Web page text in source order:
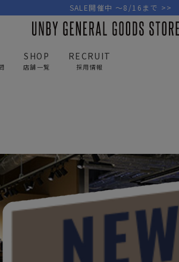
テント/タープ
ファニチャー
ランタン/ライト
寝具
キッチン
その他の取扱ブランド一覧はこちら
SHOP
店舗一覧
RECRUIT
採用情報
SALE開催中 ～8/16まで >>